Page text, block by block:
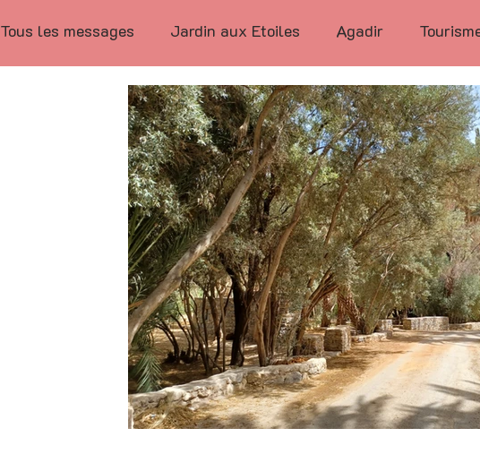
Tous les messages Jardin aux Etoiles Agadir
Projets Nature Berbère Politique
Alimentation Evénements
Ouled Teima Vidéos Tiznit
Essaouira Religion Jardins d'Agadir